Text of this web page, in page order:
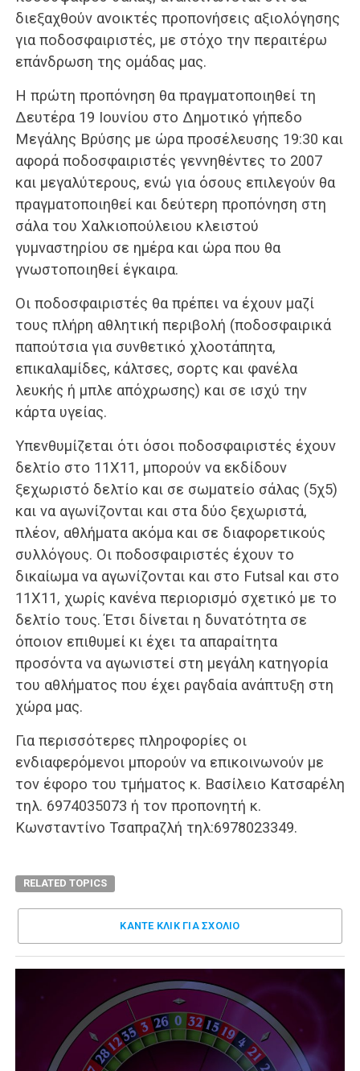
διεξαχθούν ανοικτές προπονήσεις αξιολόγησης
για ποδοσφαιριστές, με στόχο την περαιτέρω
επάνδρωση της ομάδας μας.
Η πρώτη προπόνηση θα πραγματοποιηθεί τη
Δευτέρα 19 Ιουνίου στο Δημοτικό γήπεδο
Μεγάλης Βρύσης με ώρα προσέλευσης 19:30 και
αφορά ποδοσφαιριστές γεννηθέντες το 2007
και μεγαλύτερους, ενώ για όσους επιλεγούν θα
πραγματοποιηθεί και δεύτερη προπόνηση στη
σάλα του Χαλκιοπούλειου κλειστού
γυμναστηρίου σε ημέρα και ώρα που θα
γνωστοποιηθεί έγκαιρα.
Οι ποδοσφαιριστές θα πρέπει να έχουν μαζί
τους πλήρη αθλητική περιβολή (ποδοσφαιρικά
παπούτσια για συνθετικό χλοοτάπητα,
επικαλαμίδες, κάλτσες, σορτς και φανέλα
λευκής ή μπλε απόχρωσης) και σε ισχύ την
κάρτα υγείας.
Υπενθυμίζεται ότι όσοι ποδοσφαιριστές έχουν
δελτίο στο 11Χ11, μπορούν να εκδίδουν
ξεχωριστό δελτίο και σε σωματείο σάλας (5χ5)
και να αγωνίζονται και στα δύο ξεχωριστά,
πλέον, αθλήματα ακόμα και σε διαφορετικούς
συλλόγους. Οι ποδοσφαιριστές έχουν το
δικαίωμα να αγωνίζονται και στο Futsal και στο
11Χ11, χωρίς κανένα περιορισμό σχετικό με το
δελτίο τους. Έτσι δίνεται η δυνατότητα σε
όποιον επιθυμεί κι έχει τα απαραίτητα
προσόντα να αγωνιστεί στη μεγάλη κατηγορία
του αθλήματος που έχει ραγδαία ανάπτυξη στη
χώρα μας.
Για περισσότερες πληροφορίες οι
ενδιαφερόμενοι μπορούν να επικοινωνούν με
τον έφορο του τμήματος κ. Βασίλειο Κατσαρέλη
τηλ. 6974035073 ή τον προπονητή κ.
Κωνσταντίνο Τσαπραζλή τηλ:6978023349.
RELATED TOPICS
ΚΑΝΤΕ ΚΛΊΚ ΓΙΑ ΣΧΌΛΙΟ